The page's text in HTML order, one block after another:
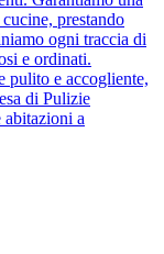
prestando
ogni traccia di
e ordinati.
pulito e accogliente,
di Pulizie
a